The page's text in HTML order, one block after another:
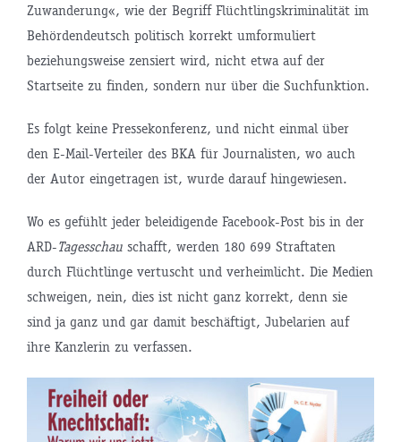
Zuwanderung«, wie der Begriff Flüchtlingskriminalität im
Behördendeutsch politisch korrekt umformuliert
beziehungsweise zensiert wird, nicht etwa auf der
Startseite zu finden, sondern nur über die Suchfunktion.
Es folgt keine Pressekonferenz, und nicht einmal über
den E-Mail-Verteiler des BKA für Journalisten, wo auch
der Autor eingetragen ist, wurde darauf hingewiesen.
Wo es gefühlt jeder beleidigende Facebook-Post bis in der
ARD-Tagesschauschafft, werden 180 699 Straftaten
durch Flüchtlinge vertuscht und verheimlicht. Die Medien
schweigen, nein, dies ist nicht ganz korrekt, denn sie
sind ja ganz und gar damit beschäftigt, Jubelarien auf
ihre Kanzlerin zu verfassen.